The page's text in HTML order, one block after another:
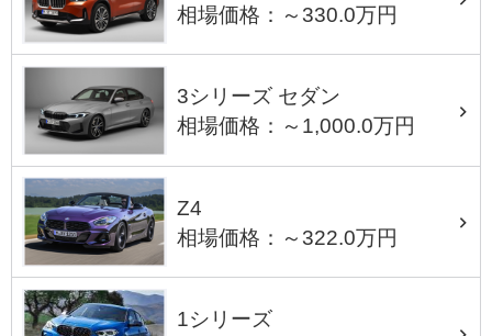
相場価格：～330.0万円
3シリーズ セダン
相場価格：～1,000.0万円
Z4
相場価格：～322.0万円
1シリーズ